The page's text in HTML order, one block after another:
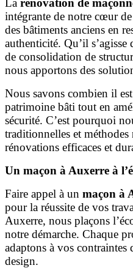
La rénovation de
intégrante de notre cœur
des bâtiments anciens en
authenticité. Qu’il s’agisse
de consolidation de
nous apportons des
Nous savons combien il
patrimoine bâti tout en
sécurité. C’est pourquoi
traditionnelles et méthodes
rénovations efficaces et
Un maçon à Auxerre à
Faire appel à un maçon à
pour la réussite de vos
Auxerre, nous plaçons
notre démarche. Chaque
adaptons à vos contraintes
design.